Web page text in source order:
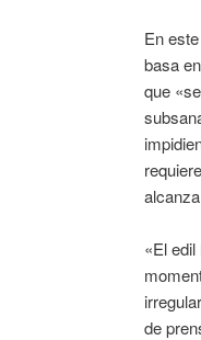
En
basa
que
«El
de